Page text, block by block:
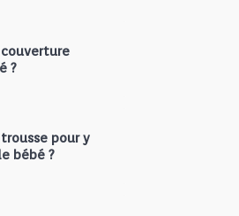
?
pour y
bébé ?